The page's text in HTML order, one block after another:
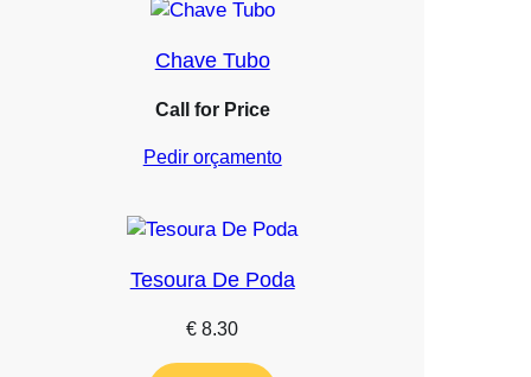
Chave Tubo
Call for Price
Pedir orçamento
Tesoura De Poda
€ 8.30